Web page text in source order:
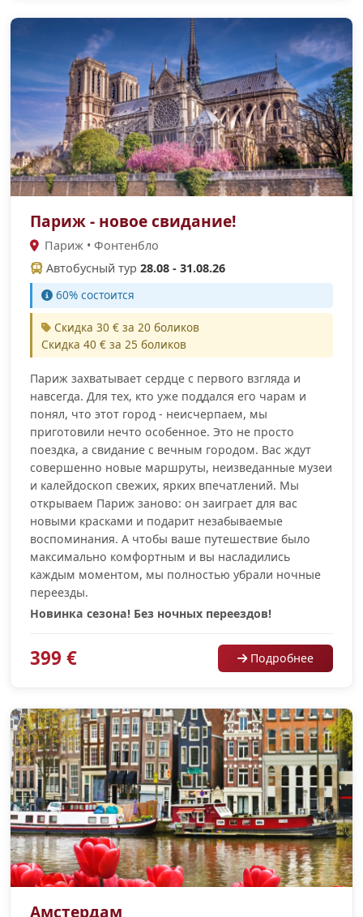
Париж - новое свидание!
Париж • Фонтенбло
Автобусный тур 28.08 - 31.08.26
60% cостоится
Скидка 30 € за 20 боликов
Скидка 40 € за 25 боликов
Париж захватывает сердце с первого взгляда и
навсегда. Для тех, кто уже поддался его чарам и
понял, что этот город - неисчерпаем, мы
приготовили нечто особенное. Это не просто
поездка, а свидание с вечным городом. Вас ждут
совершенно новые маршруты, неизведанные музеи
и калейдоскоп свежих, ярких впечатлений. Мы
открываем Париж заново: он заиграет для вас
новыми красками и подарит незабываемые
воспоминания. А чтобы ваше путешествие было
максимально комфортным и вы насладились
каждым моментом, мы полностью убрали ночные
переезды.
Новинка сезона! Без ночных переездов!
399 € Подробнее
Амстердам